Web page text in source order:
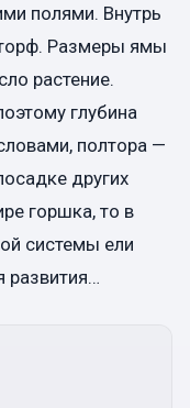
полями. Внутрь
Размеры ямы
растение.
глубина
полтора —
других
горшка, то в
системы ели
развития…